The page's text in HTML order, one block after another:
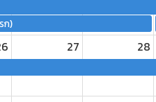
ก)
)
27 28